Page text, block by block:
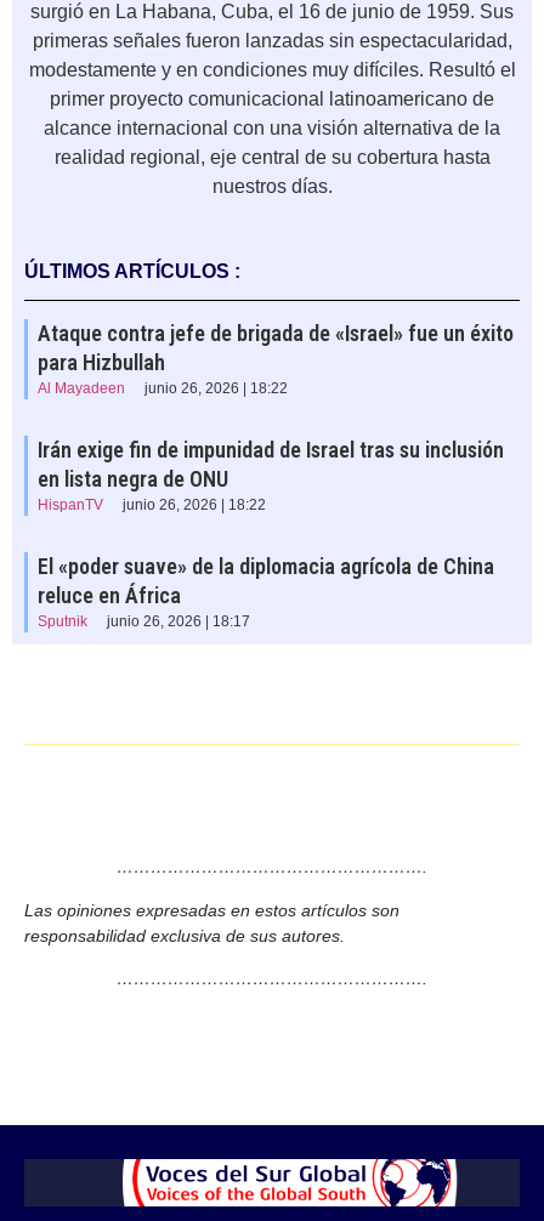
surgió en La Habana, Cuba, el 16 de junio de 1959. Sus
primeras señales fueron lanzadas sin espectacularidad,
modestamente y en condiciones muy difíciles. Resultó el
primer proyecto comunicacional latinoamericano de
alcance internacional con una visión alternativa de la
realidad regional, eje central de su cobertura hasta
nuestros días.
ÚLTIMOS ARTÍCULOS :
Ataque contra jefe de brigada de «Israel» fue un éxito
para Hizbullah
Al Mayadeen junio 26, 2026 | 18:22
Irán exige fin de impunidad de Israel tras su inclusión
en lista negra de ONU
HispanTV junio 26, 2026 | 18:22
El «poder suave» de la diplomacia agrícola de China
reluce en África
Sputnik junio 26, 2026 | 18:17
……………………………………………….
Las opiniones expresadas en estos artículos son
responsabilidad exclusiva de sus autores.
……………………………………………….